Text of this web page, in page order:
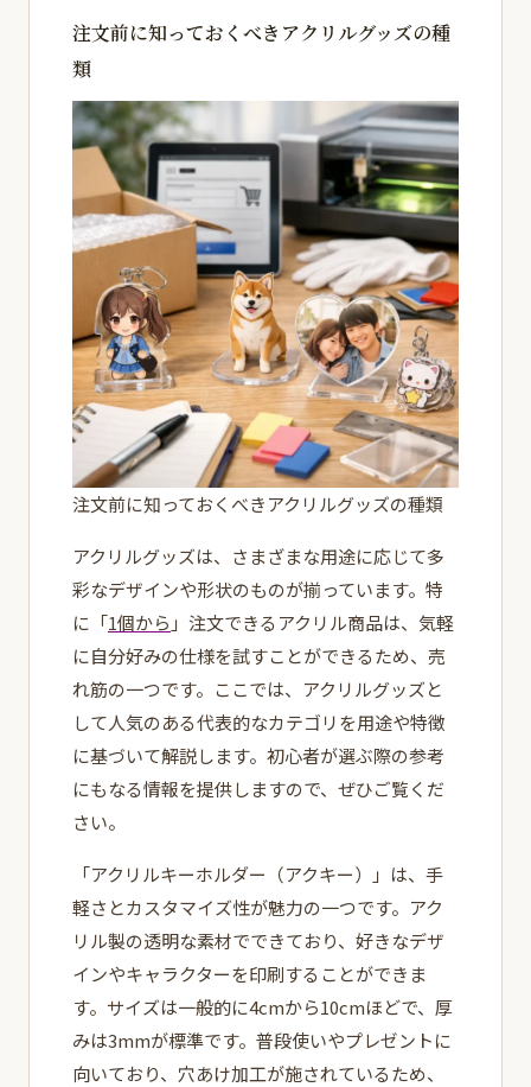
注文前に知っておくべきアクリルグッズの種
類
注文前に知っておくべきアクリルグッズの種類
アクリルグッズは、さまざまな用途に応じて多
彩なデザインや形状のものが揃っています。特
に「1個から 」注文できるアクリル商品は、気軽
に自分好みの仕様を試すことができるため、売
れ筋の一つです。ここでは、アクリルグッズと
して人気のある代表的なカテゴリを用途や特徴
に基づいて解説します。初心者が選ぶ際の参考
にもなる情報を提供しますので、ぜひご覧くだ
さい。
「アクリルキーホルダー（アクキー）」は、手
軽さとカスタマイズ性が魅力の一つです。アク
リル製の透明な素材でできており、好きなデザ
インやキャラクターを印刷することができま
す。サイズは一般的に4cmから10cmほどで、厚
みは3mmが標準です。普段使いやプレゼントに
向いており、穴あけ加工が施されているため、